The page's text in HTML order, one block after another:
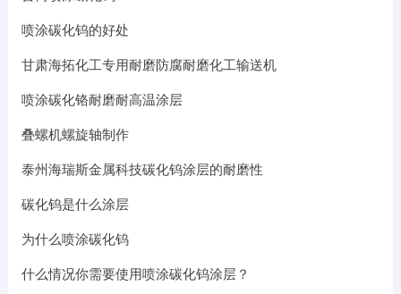
喷涂碳化钨的好处
甘肃海拓化工专用耐磨防腐耐磨化工输送机
喷涂碳化铬耐磨耐高温涂层
叠螺机螺旋轴制作
泰州海瑞斯金属科技碳化钨涂层的耐磨性
碳化钨是什么涂层
为什么喷涂碳化钨
什么情况你需要使用喷涂碳化钨涂层？